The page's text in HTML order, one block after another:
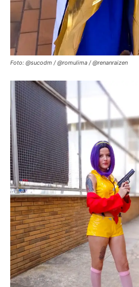
Foto: @sucodm / @romulima / @renanraizen